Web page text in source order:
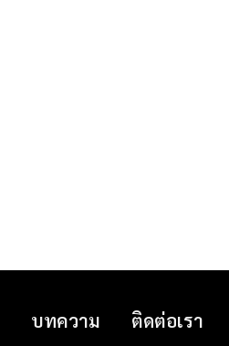
บทความ ติดต่อเรา